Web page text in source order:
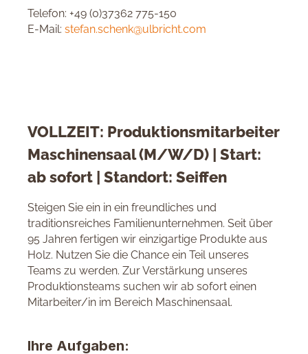
Telefon: +49 (0)37362 775-150
E-Mail: stefan.schenk@ulbricht.com
VOLLZEIT: Produktionsmitarbeiter
Maschinensaal (M/W/D) | Start:
ab sofort | Standort: Seiffen
Steigen Sie ein in ein freundliches und
traditionsreiches Familienunternehmen. Seit über
95 Jahren fertigen wir einzigartige Produkte aus
Holz. Nutzen Sie die Chance ein Teil unseres
Teams zu werden. Zur Verstärkung unseres
Produktionsteams suchen wir ab sofort einen
Mitarbeiter/in im Bereich Maschinensaal.
Ihre Aufgaben: